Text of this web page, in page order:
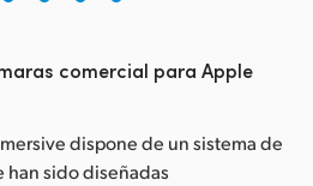
comercial para Apple
dispone de un sistema de
han sido diseñadas